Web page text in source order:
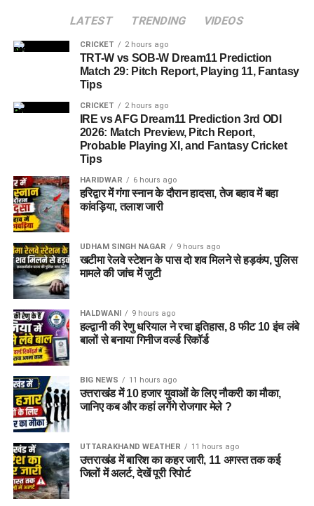
निर्देश दिए गए हैं।
40 हजार रुपये की रिश्वत लेते हुए
शिकायतकर्ता की कुल चार फाइलें विभाग में लंबित थीं। आरोप है कि इन
फाइलों के निस्तारण के बदले अधिकारी ने कुल 40 हजार रुपये की मांग
की। शिकायतकर्ता रिश्वत देने के बजाय मामले की शिकायत विजिलेंस से
कर भ्रष्टाचार का पर्दाफाश करना चाहता था।
शिकायत मिलने के बाद विजिलेंस ने मामले का गोपनीय सत्यापन कराया।
प्रारंभिक जांच में आरोप सही पाए जाने पर पुलिस अधीक्षक, सतर्कता
अधिष्ठान सेक्टर हल्द्वानी के निर्देशन में निरीक्षक के नेतृत्व में विशेष ट्रैप टीम
का गठन किया गया।
शिकायत के बाद विजिलेंस ने की ये कार्रवाई
पूर्व निर्धारित योजना के तहत शुक्रवार को विजिलेंस टीम ने उरेडा कार्यालय
में कार्रवाई की। जैसे ही शिकायतकर्ता ने आरोपी परियोजना अधिकारी
धीरेंद्र सिंह पटवाल, निवासी राजनगर, पीरुमदारा, रामनगर (जनपद
LATEST TRENDING VIDEOS
CRICKET 2 hours ago
TRT-W vs SOB-W Dream11 Prediction
Match 29: Pitch Report, Playing 11, Fantasy
Tips
CRICKET 2 hours ago
IRE vs AFG Dream11 Prediction 3rd ODI
2026: Match Preview, Pitch Report,
Probable Playing XI, and Fantasy Cricket
Tips
HARIDWAR 6 hours ago
हरिद्वार में गंगा स्नान के दौरान हादसा, तेज बहाव में बहा
कांवड़िया, तलाश जारी
UDHAM SINGH NAGAR 9 hours ago
खटीमा रेलवे स्टेशन के पास दो शव मिलने से हड़कंप, पुलिस
मामले की जांच में जुटी
HALDWANI 9 hours ago
हल्द्वानी की रेणु धरियाल ने रचा इतिहास, 8 फीट 10 इंच लंबे
बालों से बनाया गिनीज वर्ल्ड रिकॉर्ड
BIG NEWS 11 hours ago
उत्तराखंड में 10 हजार युवाओं के लिए नौकरी का मौका,
जानिए कब और कहां लगेंगे रोजगार मेले ?
UTTARAKHAND WEATHER 11 hours ago
उत्तराखंड में बारिश का कहर जारी, 11 अगस्त तक कई
जिलों में अलर्ट, देखें पूरी रिपोर्ट